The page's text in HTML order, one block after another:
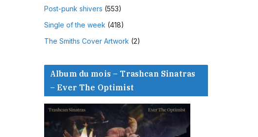
Post-punk shivers (553)
Single of the week (418)
The Smiths Cover Artwork (2)
Album du mois – Trashcan Sinatras
– Ever The Optimist